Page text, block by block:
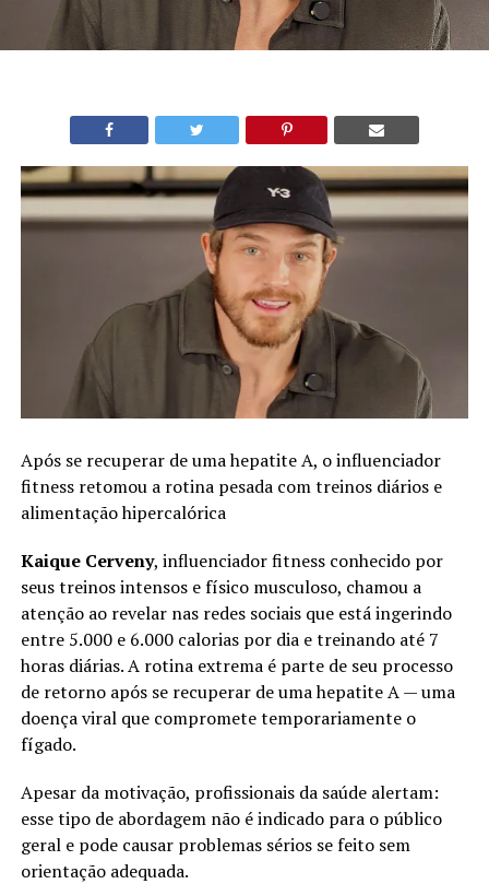
Após se recuperar de uma hepatite A, o influenciador
fitness retomou a rotina pesada com treinos diários e
alimentação hipercalórica
Kaique Cerveny, influenciador fitness conhecido por
seus treinos intensos e físico musculoso, chamou a
atenção ao revelar nas redes sociais que está ingerindo
entre 5.000 e 6.000 calorias por dia e treinando até 7
horas diárias. A rotina extrema é parte de seu processo
de retorno após se recuperar de uma hepatite A — uma
doença viral que compromete temporariamente o
fígado.
Apesar da motivação, profissionais da saúde alertam:
esse tipo de abordagem não é indicado para o público
geral e pode causar problemas sérios se feito sem
orientação adequada.